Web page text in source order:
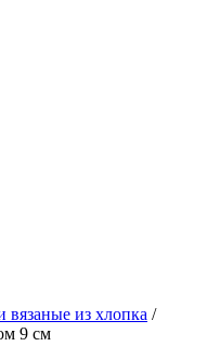
из хлопка /
9 см